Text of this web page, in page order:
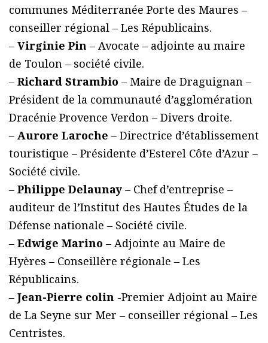
communes Méditerranée Porte des Maures –
conseiller régional – Les Républicains.
– Virginie Pin – Avocate – adjointe au maire
de Toulon – société civile.
– Richard Strambio – Maire de Draguignan –
Président de la communauté d’agglomération
Dracénie Provence Verdon – Divers droite.
– Aurore Laroche – Directrice d’établissement
touristique – Présidente d’Esterel Côte d’Azur –
Société civile.
– Philippe Delaunay – Chef d’entreprise –
auditeur de l’Institut des Hautes Études de la
Défense nationale – Société civile.
– Edwige Marino – Adjointe au Maire de
Hyères – Conseillère régionale – Les
Républicains.
– Jean-Pierre colin -Premier Adjoint au Maire
de La Seyne sur Mer – conseiller régional – Les
Centristes.